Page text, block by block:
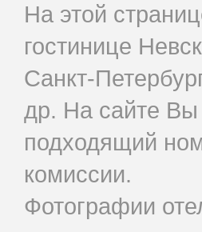
На этой
гостинице
Санкт-
др. На сайте Вы
подходящий
комиссии.
Фотографии